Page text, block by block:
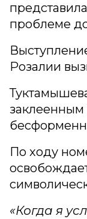
проблеме
Розалии
заклеенным
По ходу
«Когда я